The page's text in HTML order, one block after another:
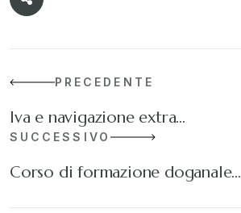
PRECEDENTE
Iva e navigazione extra…
SUCCESSIVO
Corso di formazione doganale…